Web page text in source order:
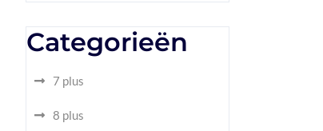
Categorieën
7 plus
8 plus